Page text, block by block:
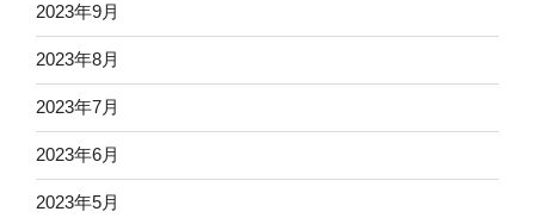
2023年9月
2023年8月
2023年7月
2023年6月
2023年5月